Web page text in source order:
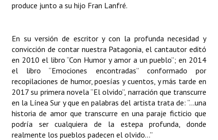
produce junto a su hijo Fran Lanfré.
En su versión de escritor y con la profunda necesidad y
convicción de contar nuestra Patagonia, el cantautor editó
en 2010 el libro “Con Humor y amor a un pueblo”; en 2014
el libro “Emociones encontradas” conformado por
recopilaciones de humor, poesías y cuentos, y más tarde en
2017 su primera novela “El olvido”, narración que transcurre
en la Línea Sur y que en palabras del artista trata de: “...una
historia de amor que transcurre en una paraje ficticio que
podría ser cualquiera de la estepa profunda, donde
realmente los pueblos padecen el olvido...”